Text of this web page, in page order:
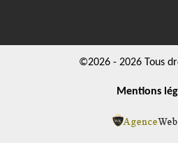
©2026 - 2026 Tous
Mentions